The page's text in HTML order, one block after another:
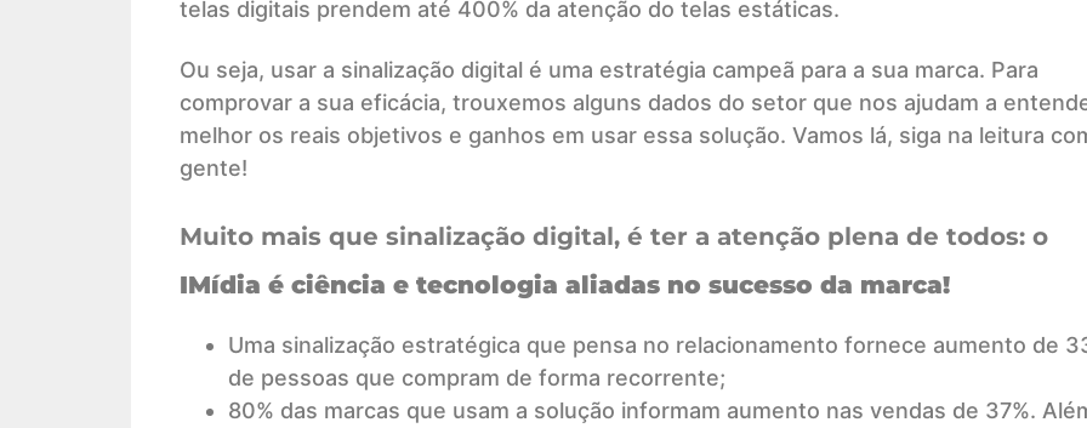
telas digitais prendem até 400% da atenção do telas estáticas.
Ou seja, usar a sinalização digital é uma estratégia campeã para a sua marca. Para
comprovar a sua eficácia, trouxemos alguns dados do setor que nos ajudam a
melhor os reais objetivos e ganhos em usar essa solução. Vamos lá, siga na leitura
gente!
Muito mais que sinalização digital, é ter a atenção plena de todos: o
IMídia é ciência e tecnologia aliadas no sucesso da marca!
Uma sinalização estratégica que pensa no relacionamento fornece aumento de
de pessoas que compram de forma recorrente;
80% das marcas que usam a solução informam aumento nas vendas de 37%.